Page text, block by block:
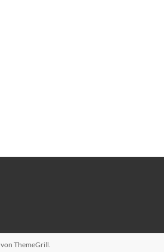
von ThemeGrill.